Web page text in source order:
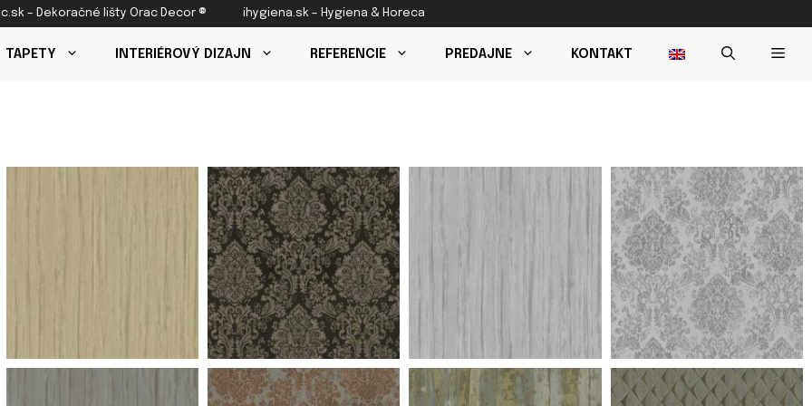
– Dekoračné lišty Orac Decor ® ihygiena.sk – Hygiena & Horeca
TAPETY INTERIÉROVÝ DIZAJN REFERENCIE PREDAJNE KONTAKT